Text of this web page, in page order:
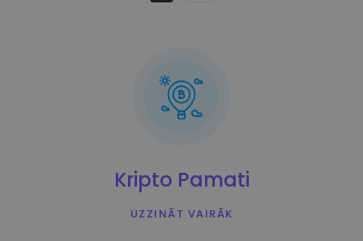
Kripto Pamati
UZZINĀT VAIRĀK